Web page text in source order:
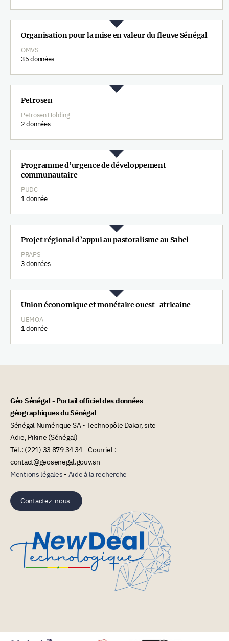
Organisation pour la mise en valeur du fleuve Sénégal
OMVS
35 données
Petrosen
Petrosen Holding
2 données
Programme d’urgence de développement
communautaire
PUDC
1 donnée
Projet régional d’appui au pastoralisme au Sahel
PRAPS
3 données
Union économique et monétaire ouest-africaine
UEMOA
1 donnée
Géo Sénégal - Portail officiel des données
géographiques du Sénégal
Sénégal Numérique SA - Technopôle Dakar, site
Adie, Pikine (Sénégal)
Tél.: (221) 33 879 34 34 - Courriel :
contact@geosenegal.gouv.sn
Mentions légales • Aide à la recherche
Contactez-nous